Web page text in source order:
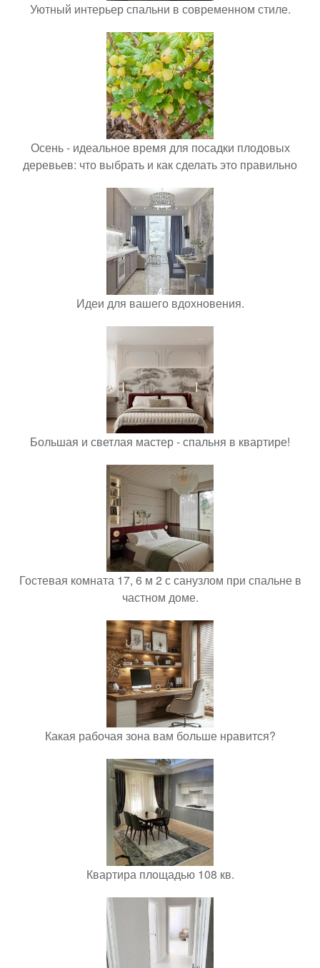
Уютный интерьер спальни в современном стиле.
Осень - идеальное время для посадки плодовых
деревьев: что выбрать и как сделать это правильно
Идеи для вашего вдохновения.
Большая и светлая мастер - спальня в квартире!
Гостевая комната 17, 6 м 2 с санузлом при спальне в
частном доме.
Какая рабочая зона вам больше нравится?
Квартира площадью 108 кв.